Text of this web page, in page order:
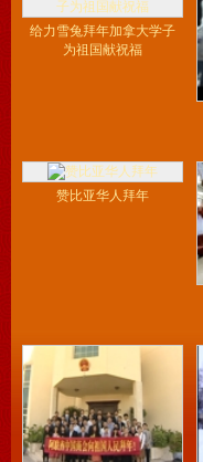
给力雪兔拜年加拿大学子
为祖国献祝福
赞比亚华人拜年